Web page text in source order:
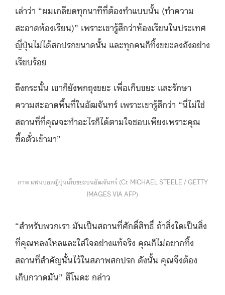
เล่าว่า “ผมเกลียดทุกนาทีที่ต้องทำแบบนั้น​ (ทำความ
สะอาดห้องเรียน)” เพราะเขารู้สึกว่าห้องเรียนในประเทศ
ญี่ปุ่นไม่ได้สกปรกขนาดนั้น และทุกคนก็ทิ้งขยะลงถังอย่าง
เรียบร้อย
ถึงกระนั้น เขาก็ยังพกถุงขยะ เพื่อเก็บขยะ และรักษา
ความสะอาดพื้นที่ในอัฒจันทร์ เพราะเขารู้สึกว่า “นี่ไม่ใช่
สถานที่ที่คุณจะทำอะไรก็ได้ตามใจชอบเพียงเพราะคุณ
ซื้อตั๋วเข้ามา”
ภาพ แฟนบอลญี่ปุ่นเก็บขยะบนอัฒจันทร์ (Cr. MICHAEL STEELE / GETTY
IMAGES VIA AFP)
“สำหรับพวกเรา มันเป็นสถานที่ศักดิ์สิทธิ์ ถ้าสิ่งใดเป็นสิ่ง
ที่คุณหลงใหลและใส่ใจอย่างแท้จริง คุณก็ไม่อยากทิ้ง
สถานที่สำคัญนั้นไว้ในสภาพสกปรก ดังนั้น คุณจึงต้อง
เก็บกวาดมัน” สึโนดะ กล่าว